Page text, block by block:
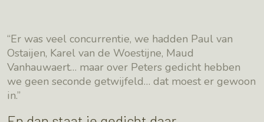
“Er was veel concurrentie, we hadden Paul van
Ostaijen, Karel van de Woestijne, Maud
Vanhauwaert… maar over Peters gedicht hebben
we geen seconde getwijfeld… dat moest er gewoon
in.”